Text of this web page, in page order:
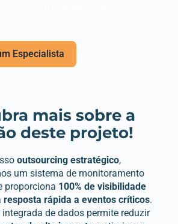
Especialista
mais sobre a
deste projeto!
outsourcing estratégico,
um sistema de monitoramento
proporciona 100% de visibilidade
resposta rápida a eventos críticos.
de dados permite reduzir